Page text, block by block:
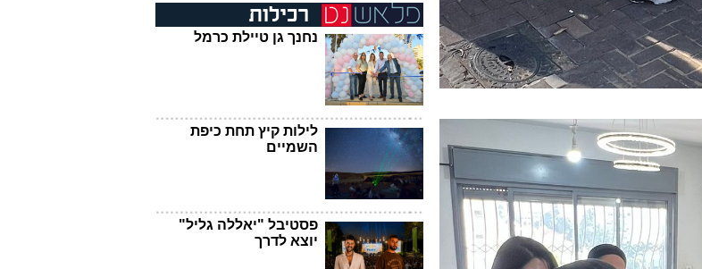
נחנך גן טיילת כרמל
לילות קיץ תחת כיפת
השמיים
פסטיבל "יאללה גליל"
יוצא לדרך